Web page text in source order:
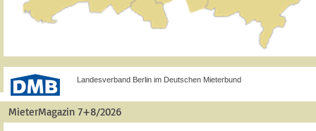
Landesverband Berlin im Deutschen Mieterbund
MieterMagazin 7+8/2026